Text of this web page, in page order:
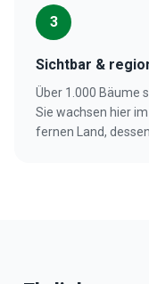
3
Sichtbar &
Über 1.000 Bäume
Sie wachsen hier
fernen Land,